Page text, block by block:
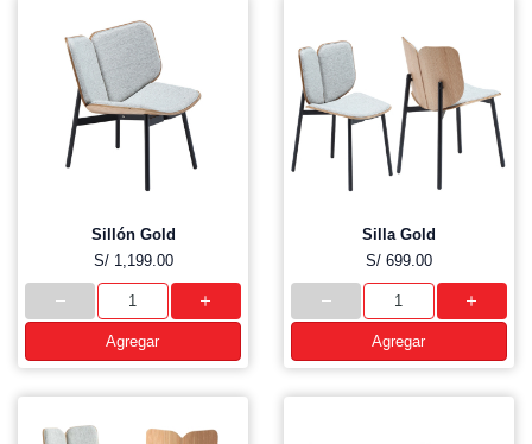
Sillón Gold
S/ 1,199.00
Agregar
Silla Gold
S/ 699.00
Agregar